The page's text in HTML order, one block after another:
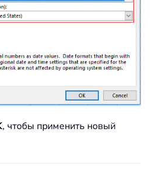
, чтобы применить новый